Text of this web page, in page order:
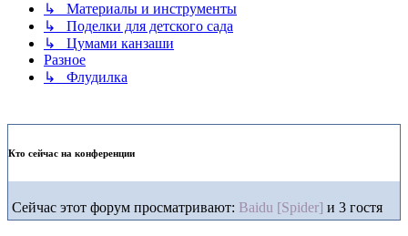
↳ Материалы и инструменты
↳ Поделки для детского сада
↳ Цумами канзаши
Разное
↳ Флудилка
Кто сейчас на конференции
Сейчас этот форум просматривают: Baidu [Spider] и 3 гостя